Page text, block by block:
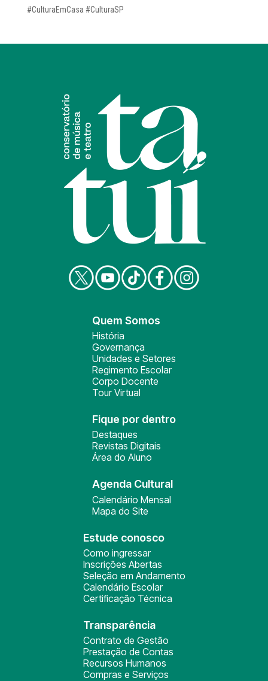
#CulturaEmCasa #CulturaSP
Quem Somos
História
Governança
Unidades e Setores
Regimento Escolar
Corpo Docente
Tour Virtual
Fique por dentro
Destaques
Revistas Digitais
Área do Aluno
Agenda Cultural
Calendário Mensal
Mapa do Site
Estude conosco
Como ingressar
Inscrições Abertas
Seleção em Andamento
Calendário Escolar
Certificação Técnica
Transparência
Contrato de Gestão
Prestação de Contas
Recursos Humanos
Compras e Serviços